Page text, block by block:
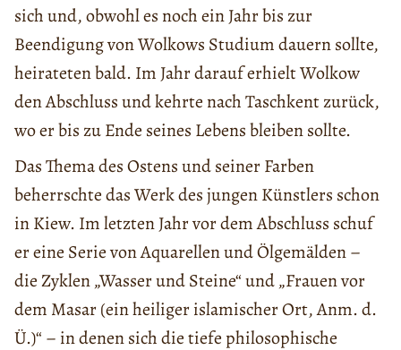
sich und, obwohl es noch ein Jahr bis zur
Beendigung von Wolkows Studium dauern sollte,
heirateten bald. Im Jahr darauf erhielt Wolkow
den Abschluss und kehrte nach Taschkent zurück,
wo er bis zu Ende seines Lebens bleiben sollte.
Das Thema des Ostens und seiner Farben
beherrschte das Werk des jungen Künstlers schon
in Kiew. Im letzten Jahr vor dem Abschluss schuf
er eine Serie von Aquarellen und Ölgemälden –
die Zyklen „Wasser und Steine“ und „Frauen vor
dem Masar (ein heiliger islamischer Ort, Anm. d.
Ü.)“ – in denen sich die tiefe philosophische